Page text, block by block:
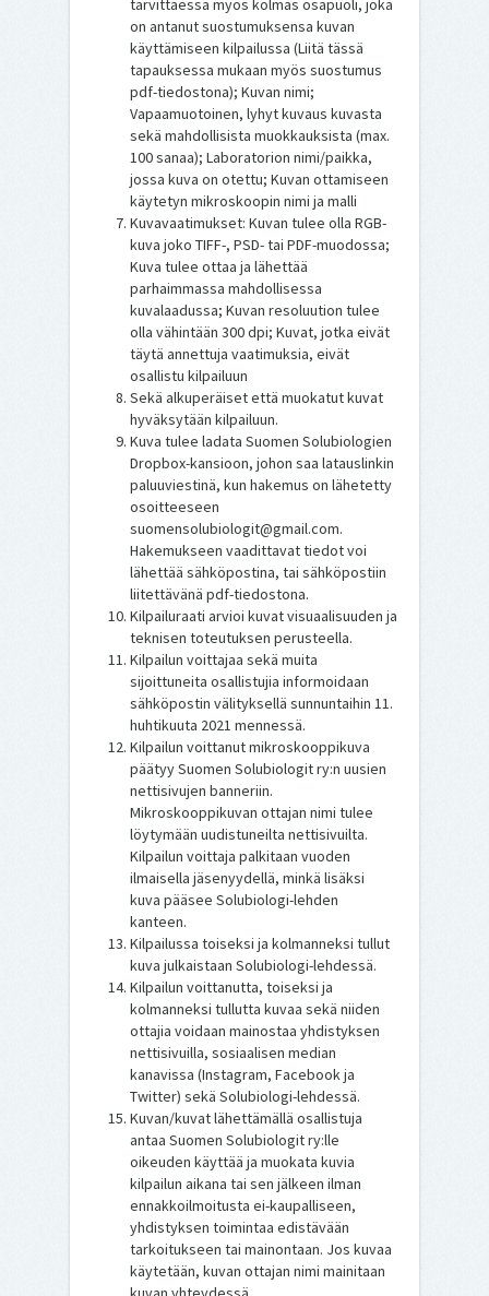
tarvittaessa myös kolmas osapuoli, joka
on antanut suostumuksensa kuvan
käyttämiseen kilpailussa (Liitä tässä
tapauksessa mukaan myös suostumus
pdf-tiedostona); Kuvan nimi;
Vapaamuotoinen, lyhyt kuvaus kuvasta
sekä mahdollisista muokkauksista (max.
100 sanaa); Laboratorion nimi/paikka,
jossa kuva on otettu; Kuvan ottamiseen
käytetyn mikroskoopin nimi ja malli
Kuvavaatimukset: Kuvan tulee olla RGB-
kuva joko TIFF-, PSD- tai PDF-muodossa;
Kuva tulee ottaa ja lähettää
parhaimmassa mahdollisessa
kuvalaadussa; Kuvan resoluution tulee
olla vähintään 300 dpi; Kuvat, jotka eivät
täytä annettuja vaatimuksia, eivät
osallistu kilpailuun
Sekä alkuperäiset että muokatut kuvat
hyväksytään kilpailuun.
Kuva tulee ladata Suomen Solubiologien
Dropbox-kansioon, johon saa latauslinkin
paluuviestinä, kun hakemus on lähetetty
osoitteeseen
suomensolubiologit@gmail.com.
Hakemukseen vaadittavat tiedot voi
lähettää sähköpostina, tai sähköpostiin
liitettävänä pdf-tiedostona.
Kilpailuraati arvioi kuvat visuaalisuuden ja
teknisen toteutuksen perusteella.
Kilpailun voittajaa sekä muita
sijoittuneita osallistujia informoidaan
sähköpostin välityksellä sunnuntaihin 11.
huhtikuuta 2021 mennessä.
Kilpailun voittanut mikroskooppikuva
päätyy Suomen Solubiologit ry:n uusien
nettisivujen banneriin.
Mikroskooppikuvan ottajan nimi tulee
löytymään uudistuneilta nettisivuilta.
Kilpailun voittaja palkitaan vuoden
ilmaisella jäsenyydellä, minkä lisäksi
kuva pääsee Solubiologi-lehden
kanteen.
Kilpailussa toiseksi ja kolmanneksi tullut
kuva julkaistaan Solubiologi-lehdessä.
Kilpailun voittanutta, toiseksi ja
kolmanneksi tullutta kuvaa sekä niiden
ottajia voidaan mainostaa yhdistyksen
nettisivuilla, sosiaalisen median
kanavissa (Instagram, Facebook ja
Twitter) sekä Solubiologi-lehdessä.
Kuvan/kuvat lähettämällä osallistuja
antaa Suomen Solubiologit ry:lle
oikeuden käyttää ja muokata kuvia
kilpailun aikana tai sen jälkeen ilman
ennakkoilmoitusta ei-kaupalliseen,
yhdistyksen toimintaa edistävään
tarkoitukseen tai mainontaan. Jos kuvaa
käytetään, kuvan ottajan nimi mainitaan